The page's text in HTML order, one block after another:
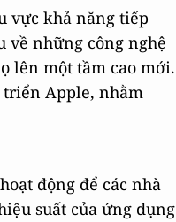
vực khả năng tiếp
về những công nghệ
lên một tầm cao mới.
triển Apple, nhằm
động để các nhà
suất của ứng dụng